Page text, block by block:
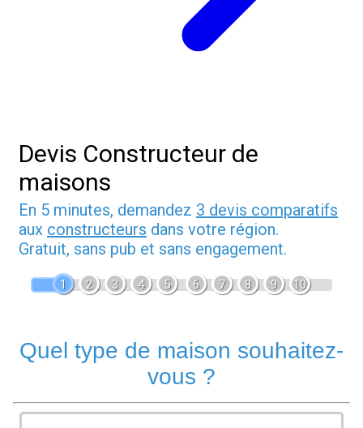
Devis Constructeur de
maisons
En 5 minutes, demandez 3 devis comparatifs
aux constructeurs dans votre région.
Gratuit, sans pub et sans engagement.
1 2 3 4 5 6 7 8 9 10
Quel type de maison souhaitez-
vous ?